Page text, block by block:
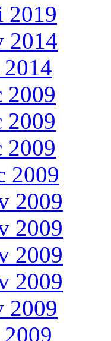
2019
2014
2009
2009
2009
2009
2009
2009
2009
2009
2009